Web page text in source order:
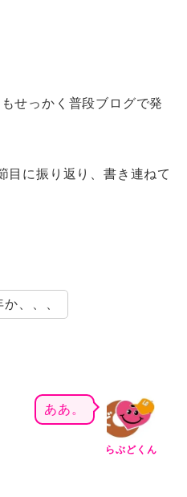
せっかく普段ブログで発
目に振り返り、書き連ねて
、、、
らぶどくん
ああ。